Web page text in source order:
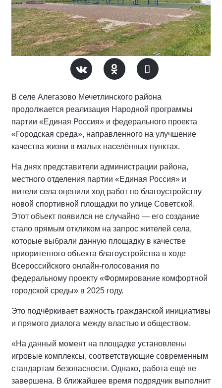
В селе Алегазово Мечетлинского района
продолжается реализация Народной программы
партии «Единая Россия» и федерального проекта
«Городская среда», направленного на улучшение
качества жизни в малых населённых пунктах.
На днях представители администрации района,
местного отделения партии «Единая Россия» и
жители села оценили ход работ по благоустройству
новой спортивной площадки по улице Советской.
Этот объект появился не случайно — его создание
стало прямым откликом на запрос жителей села,
которые выбрали данную площадку в качестве
приоритетного объекта благоустройства в ходе
Всероссийского онлайн-голосования по
федеральному проекту «Формирование комфортной
городской среды» в 2025 году.
Это подчёркивает важность гражданской инициативы
и прямого диалога между властью и обществом.
«На данный момент на площадке установлены
игровые комплексы, соответствующие современным
стандартам безопасности. Однако, работа ещё не
завершена. В ближайшее время подрядчик выполнит